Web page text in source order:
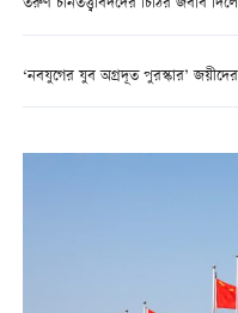
‘নবযুগের যুব অগ্রদূত পুরস্কার’